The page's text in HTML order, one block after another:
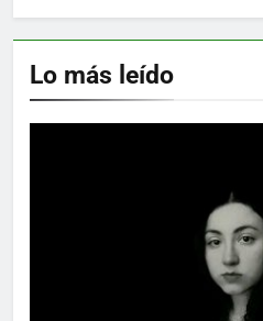
Lo más leído